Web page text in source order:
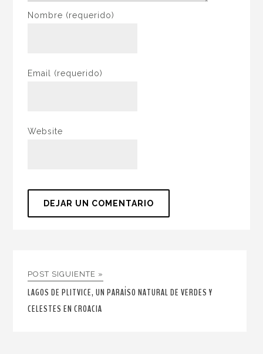
Nombre (requerido)
Email (requerido)
Website
POST SIGUIENTE »
LAGOS DE PLITVICE, UN PARAÍSO NATURAL DE VERDES Y
CELESTES EN CROACIA